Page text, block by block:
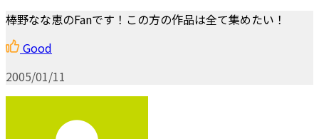
棒野なな恵のFanです！この方の作品は全て集めたい！
Good
2005/01/11